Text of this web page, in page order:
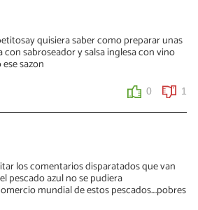
ya estaban limpias por dentro. Pero de
hay que quitar las vísceras internas.
apunte!quisiera saber como preparar unas
con sabroseador y salsa inglesa con vino
sazon
0 1
los comentarios disparatados que van
pescado azul no se pudiera
mundial de estos pescados....pobres